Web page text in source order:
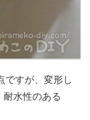
ですが、変形し
水性のある